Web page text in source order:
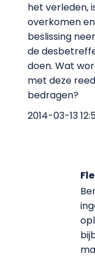
het verleden,
overkomen
beslissing
de
doen. Wat
met deze
bedragen?
2014-03-13